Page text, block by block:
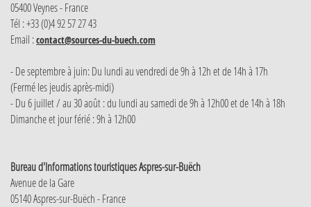
05400 Veynes - France
Tél : +33 (0)4 92 57 27 43
Email :contact@sources-du-buech.com
- De septembre à juin: Du lundi au vendredi de 9h à 12h et de 14h à 17h
(Fermé les jeudis après-midi)
- Du 6 juillet / au 30 août : du lundi au samedi de 9h à 12h00 et de 14h à 18h
Dimanche et jour férié : 9h à 12h00
Bureau d'Informations touristiques Aspres-sur-Buëch
Avenue de la Gare
05140 Aspres-sur-Buëch - France